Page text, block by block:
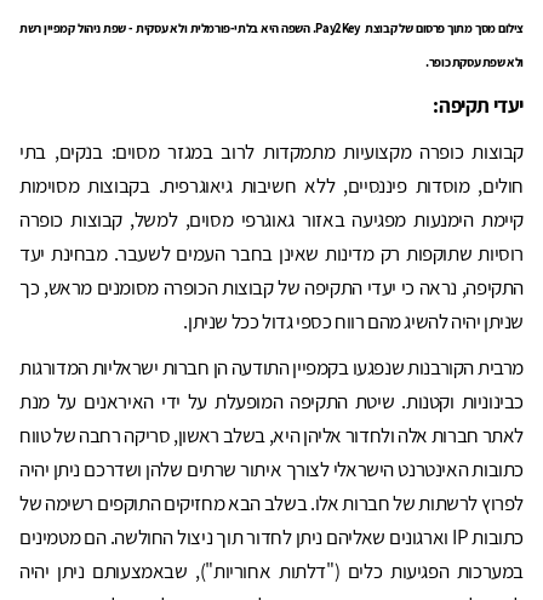
צילום מסך מתוך פרסום של קבוצת Pay2Key. השפה היא בלתי-פורמלית ולא עסקית - שפת ניהול קמפיין רשת
ולא שפת עסקת כופר.
יעדי תקיפה:
קבוצות כופרה מקצועיות מתמקדות לרוב במגזר מסוים: בנקים, בתי
חולים, מוסדות פיננסיים, ללא חשיבות גיאוגרפית. בקבוצות מסוימות
קיימת הימנעות מפגיעה באזור גאוגרפי מסוים, למשל, קבוצות כופרה
רוסיות שתוקפות רק מדינות שאינן בחבר העמים לשעבר. מבחינת יעד
התקיפה, נראה כי יעדי התקיפה של קבוצות הכופרה מסומנים מראש, כך
שניתן יהיה להשיג מהם רווח כספי גדול ככל שניתן.
מרבית הקורבנות שנפגעו בקמפיין התודעה הן חברות ישראליות המדורגות
כבינוניות וקטנות. שיטת התקיפה המופעלת על ידי האיראנים על מנת
לאתר חברות אלה ולחדור אליהן היא, בשלב ראשון, סריקה רחבה של טווח
כתובות האינטרנט הישראלי לצורך איתור שרתים שלהן ושדרכם ניתן יהיה
לפרוץ לרשתות של חברות אלו. בשלב הבא מחזיקים התוקפים רשימה של
כתובות IP וארגונים שאליהם ניתן לחדור תוך ניצול החולשה. הם מטמינים
במערכות הפגיעות כלים ("דלתות אחוריות"), שבאמצעותם ניתן יהיה